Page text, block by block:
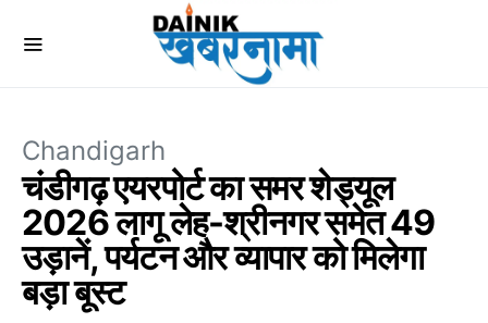
Chandigarh
चंडीगढ़ एयरपोर्ट का समर शेड्यूल
2026 लागू लेह-श्रीनगर समेत 49
उड़ानें, पर्यटन और व्यापार को मिलेगा
बड़ा बूस्ट